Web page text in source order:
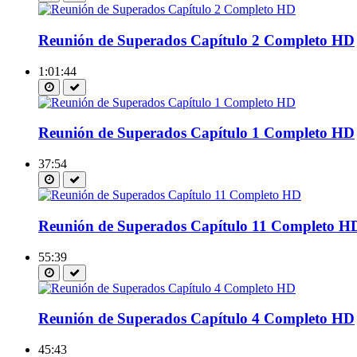
Reunión de Superados Capítulo 2 Completo HD
1:01:44
Reunión de Superados Capítulo 1 Completo HD
37:54
Reunión de Superados Capítulo 11 Completo
55:39
Reunión de Superados Capítulo 4 Completo HD
45:43